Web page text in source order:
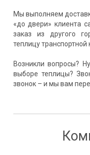
Мы выполняем
«до двери» клиента
заказ из другого
теплицу транспортной
Возникли вопросы?
выборе теплицы?
звонок – и мы вам